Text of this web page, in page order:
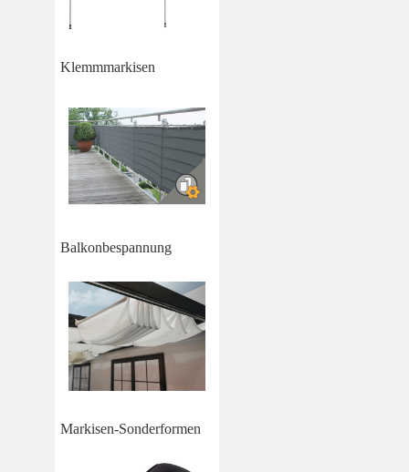
Klemmmarkisen
Balkonbespannung
Markisen-Sonderformen